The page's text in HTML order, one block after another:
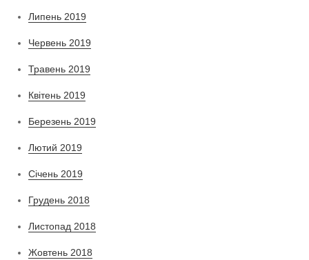
Липень 2019
Червень 2019
Травень 2019
Квітень 2019
Березень 2019
Лютий 2019
Січень 2019
Грудень 2018
Листопад 2018
Жовтень 2018